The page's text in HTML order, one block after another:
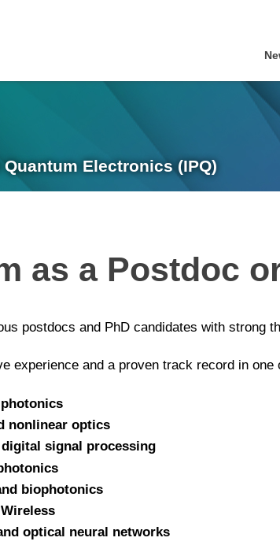
Electronics (IPQ)
as a Postdoc
postdocs and PhD candidates with strong
experience and a proven track record in one
nonlinear optics
signal processing
biophotonics
optical neural networks